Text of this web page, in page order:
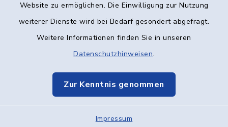
Website zu ermöglichen. Die Einwilligung zur Nutzung
weiterer Dienste wird bei Bedarf gesondert abgefragt.
Weitere Informationen finden Sie in unseren
Datenschutzhinweisen.
Zur Kenntnis genommen
Impressum
Datenschutz
Elektronische Kommunikation
Sitemap